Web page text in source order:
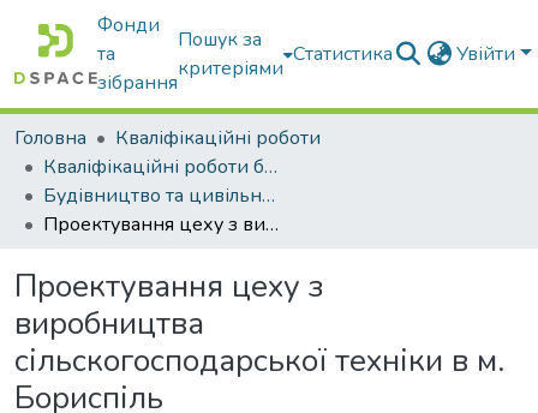
Фонди
та
зібрання
Пошук за
критеріями
Статистика Увійти
Головна
Кваліфікаційні роботи
Кваліфікаційні роботи бакалаврів
Будівництво та цивільна інженерія
Проектування цеху з виробництва сільскогосподарської техніки в м. Бориспіль
Проектування цеху з
виробництва
сільскогосподарської техніки в м.
Бориспіль